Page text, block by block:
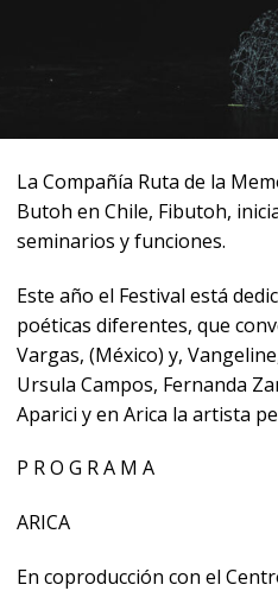
La Compañía Ruta de la
Butoh en Chile, Fibutoh,
seminarios y funciones.
Este año el Festival está
poéticas diferentes, que
Vargas, (México) y,
Ursula Campos, Fernanda
Aparici y en Arica la artista
P R O G R A M A
ARICA
En coproducción con el